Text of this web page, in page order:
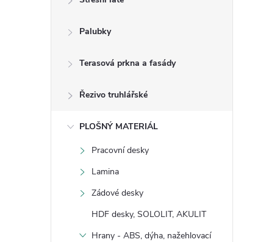
Palubky
Terasová prkna a fasády
Řezivo truhlářské
PLOŠNÝ MATERIÁL
Pracovní desky
Lamina
Zádové desky
HDF desky, SOLOLIT, AKULIT
Hrany - ABS, dýha, nažehlovací